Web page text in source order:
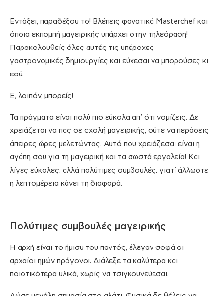
Εντάξει, παραδέξου το! Βλέπεις φανατικά Masterchef και
όποια εκπομπή μαγειρικής υπάρχει στην τηλεόραση!
Παρακολουθείς όλες αυτές τις υπέροχες
γαστρονομικές δημιουργίες και εύχεσαι να μπορούσες κι
εσύ.
Ε, λοιπόν, μπορείς!
Τα πράγματα είναι πολύ πιο εύκολα απ’ ότι νομίζεις. Δε
χρειάζεται να πας σε σχολή μαγειρικής, ούτε να περάσεις
άπειρες ώρες μελετώντας. Αυτό που χρειάζεσαι είναι η
αγάπη σου για τη μαγειρική και τα σωστά εργαλεία! Και
λίγες εύκολες, αλλά πολύτιμες συμβουλές, γιατί άλλωστε
η λεπτομέρεια κάνει τη διαφορά.
Πολύτιμες συμβουλές μαγειρικής
Η αρχή είναι το ήμισυ του παντός, έλεγαν σοφά οι
αρχαίοι ημών πρόγονοι. Διάλεξε τα καλύτερα και
ποιοτικότερα υλικά, χωρίς να τσιγκουνεύεσαι.